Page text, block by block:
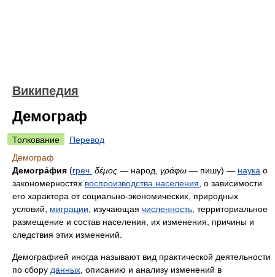
Википедия
Демограф
Толкование
Перевод
Демограф
Демогра́фия (греч. δέμος — народ, γράφω — пишу) — наука о
закономерностях воспроизводства населения , о зависимости
его характера от социально-экономических, природных
условий, миграции , изучающая численность , территориальное
размещение и состав населения, их изменения, причины и
следствия этих изменений.
Демографией иногда называют вид практической деятельности
по сбору данных , описанию и анализу изменений в